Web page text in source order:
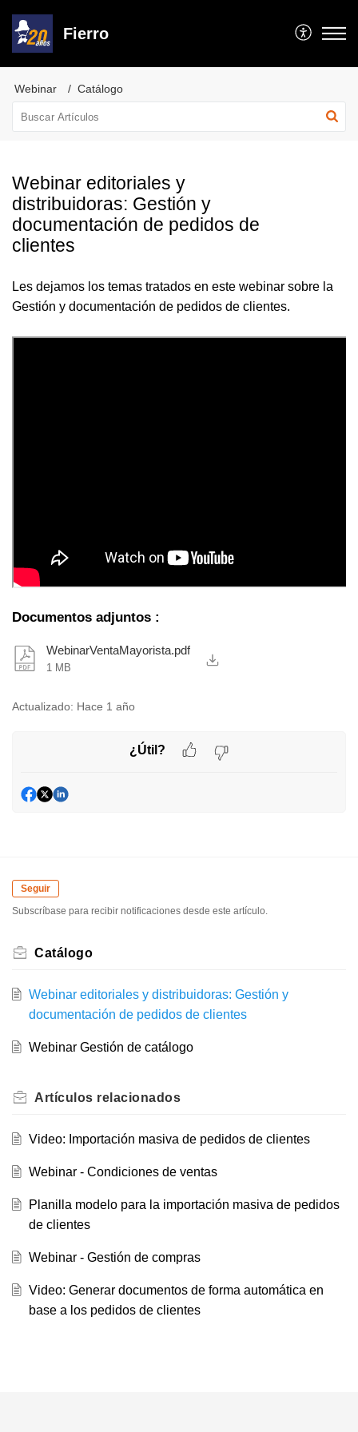
Fierro
Webinar Catálogo
Webinar editoriales y
distribuidoras: Gestión y
documentación de pedidos de
clientes
Les dejamos los temas tratados en este webinar sobre la
Gestión y documentación de pedidos de clientes.
Documentos adjuntos :
WebinarVentaMayorista.pdf
1 MB
Actualizado: Hace 1 año
¿Útil?
Seguir
Subscríbase para recibir notificaciones desde este artículo.
Catálogo
Webinar editoriales y distribuidoras: Gestión y
documentación de pedidos de clientes
Webinar Gestión de catálogo
Artículos relacionados
Video: Importación masiva de pedidos de clientes
Webinar - Condiciones de ventas
Planilla modelo para la importación masiva de pedidos
de clientes
Webinar - Gestión de compras
Video: Generar documentos de forma automática en
base a los pedidos de clientes